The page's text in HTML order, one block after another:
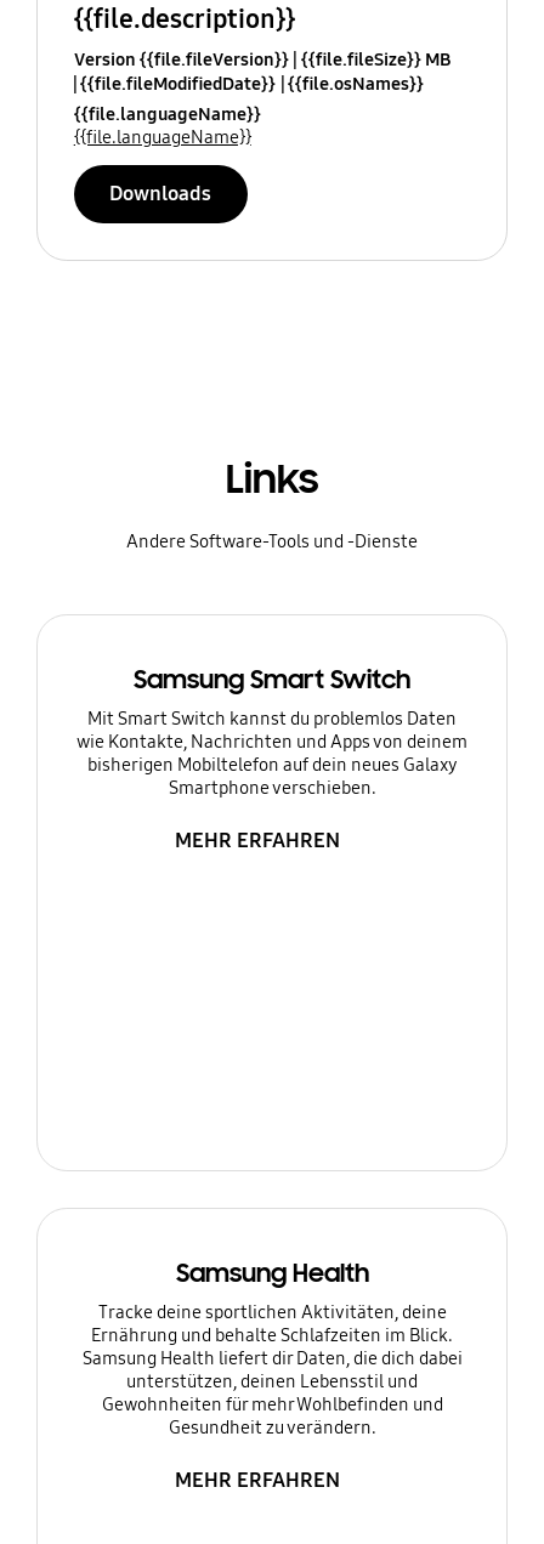
{{file.description}}
Version {{file.fileVersion}} {{file.fileSize}} MB
{{file.fileModifiedDate}} {{file.osNames}}
{{file.languageName}}
{{file.languageName}}
Downloads
Links
Andere Software-Tools und -Dienste
Samsung Smart Switch
Mit Smart Switch kannst du problemlos Daten
wie Kontakte, Nachrichten und Apps von deinem
bisherigen Mobiltelefon auf dein neues Galaxy
Smartphone verschieben.
MEHR ERFAHREN
Samsung Health
Tracke deine sportlichen Aktivitäten, deine
Ernährung und behalte Schlafzeiten im Blick.
Samsung Health liefert dir Daten, die dich dabei
unterstützen, deinen Lebensstil und
Gewohnheiten für mehr Wohlbefinden und
Gesundheit zu verändern.
MEHR ERFAHREN